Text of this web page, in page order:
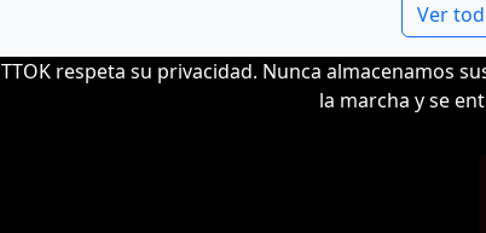
Ver
TTOK respeta su privacidad. Nunca almacenamos
la marcha y se